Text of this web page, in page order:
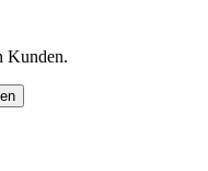
Kunden.